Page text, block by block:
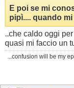
E poi se mi
pipì.... quando
..che caldo oggi
quasi mi faccio un
...confusion will be my